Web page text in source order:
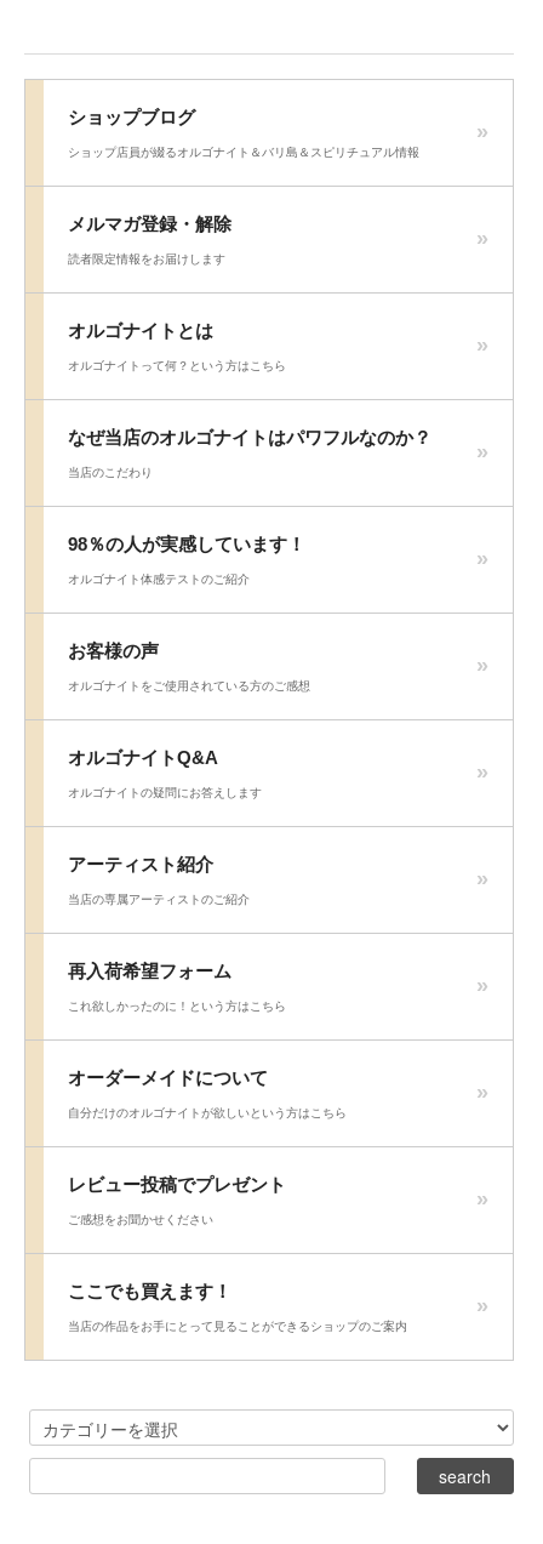
ショップブログ
ショップ店員が綴るオルゴナイト＆バリ島＆スピリチュアル情報
メルマガ登録・解除
読者限定情報をお届けします
オルゴナイトとは
オルゴナイトって何？という方はこちら
なぜ当店のオルゴナイトはパワフルなのか？
当店のこだわり
98％の人が実感しています！
オルゴナイト体感テストのご紹介
お客様の声
オルゴナイトをご使用されている方のご感想
オルゴナイトQ&A
オルゴナイトの疑問にお答えします
アーティスト紹介
当店の専属アーティストのご紹介
再入荷希望フォーム
これ欲しかったのに！という方はこちら
オーダーメイドについて
自分だけのオルゴナイトが欲しいという方はこちら
レビュー投稿でプレゼント
ご感想をお聞かせください
ここでも買えます！
当店の作品をお手にとって見ることができるショップのご案内